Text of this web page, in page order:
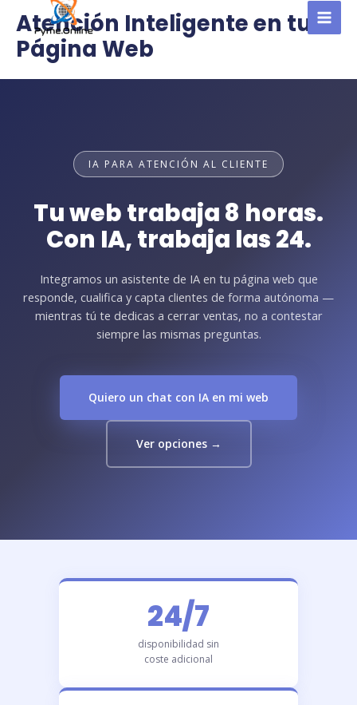
contenido
Atención Inteligente en tu
Página Web
IA PARA ATENCIÓN AL CLIENTE
Tu web trabaja 8 horas.
Con IA,trabaja las 24.
Integramos un asistente de IA en tu página web que
responde, cualifica y capta clientes de forma autónoma —
mientras tú te dedicas a cerrar ventas, no a contestar
siempre las mismas preguntas.
Quiero un chat con IA en mi web
Ver opciones →
24/7
disponibilidad sin
coste adicional